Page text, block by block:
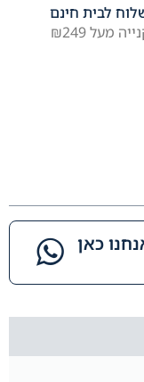
לבית חינם
מעל ₪249
כאן